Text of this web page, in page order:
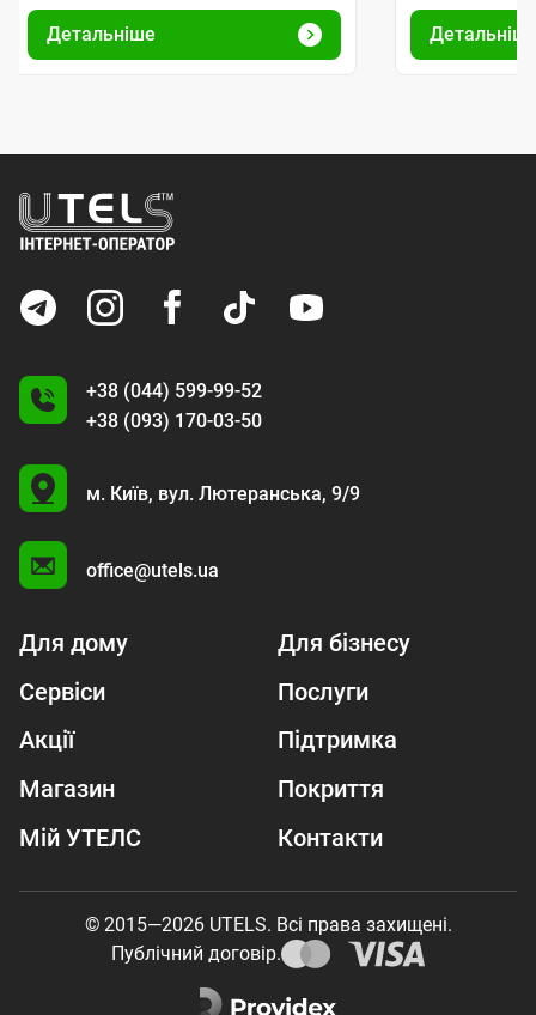
Детальніше
+38 (044) 599-99-52
+38 (093) 170-03-50
U
м. Київ, вул. Лютеранська, 9/9
office@utels.ua
Для дому
Для бізнесу
Сервіси
Послуги
Акції
Підтримка
Магазин
Покриття
Мій УТЕЛС
Контакти
© 2015—2026 UTELS. Всі права захищені.
Публічний договір.